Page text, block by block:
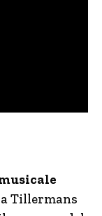
Tillermans